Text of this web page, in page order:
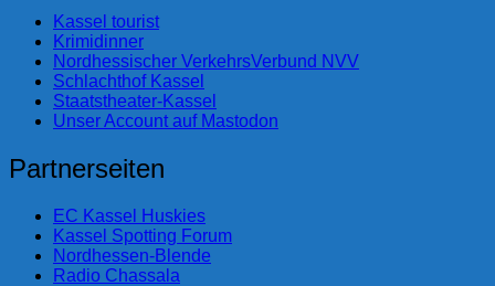
Kassel tourist
Krimidinner
Nordhessischer VerkehrsVerbund NVV
Schlachthof Kassel
Staatstheater-Kassel
Unser Account auf Mastodon
Partnerseiten
EC Kassel Huskies
Kassel Spotting Forum
Nordhessen-Blende
Radio Chassala